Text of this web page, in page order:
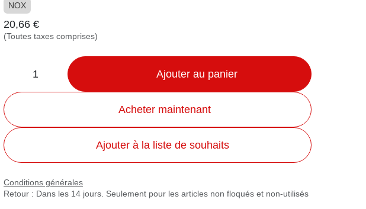
NOX
20,66€
(Toutes taxes comprises)
Ajouter au panier
Acheter maintenant
Ajouter à la liste de souhaits
Conditions générales
Retour : Dans les 14 jours. Seulement pour les articles non floqués et non-utilisés